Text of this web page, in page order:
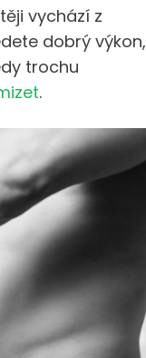
vychází z
dobrý výkon,
trochu
.